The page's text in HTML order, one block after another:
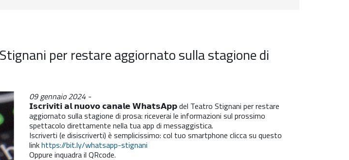
per restare aggiornato sulla stagione di
09 gennaio 2024
𝗜𝘀𝗰𝗿𝗶𝘃𝗶𝘁𝗶 𝗮𝗹 𝗻𝘂𝗼𝘃𝗼 𝗰𝗮𝗻𝗮𝗹𝗲 𝗪𝗵𝗮𝘁𝘀𝗔𝗽𝗽 del Teatro Stignani per restare
aggiornato sulla stagione di prosa: riceverai le informazioni sul prossimo
spettacolo direttamente nella tua app di messaggistica.
Iscriverti (e disiscriverti) è semplicissimo: col tuo smartphone clicca su questo
linkhttps://bit.ly/whatsapp-stignani
Oppure inquadra il QRcode.